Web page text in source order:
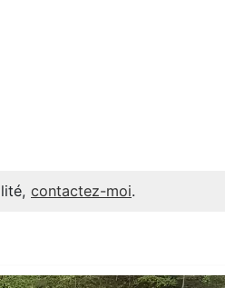
contactez-moi.